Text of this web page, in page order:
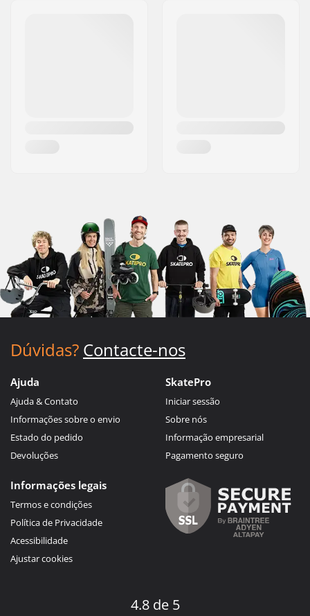
Dúvidas? Contacte-nos
Ajuda
Ajuda & Contato
Informações sobre o envio
Estado do pedido
Devoluções
SkatePro
Iniciar sessão
Sobre nós
Informação empresarial
Pagamento seguro
Informações legais
Termos e condições
Política de Privacidade
Acessibilidade
Ajustar cookies
4.8 de 5